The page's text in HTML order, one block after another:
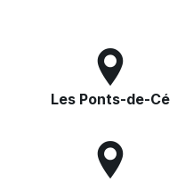
Les Ponts-de-Cé